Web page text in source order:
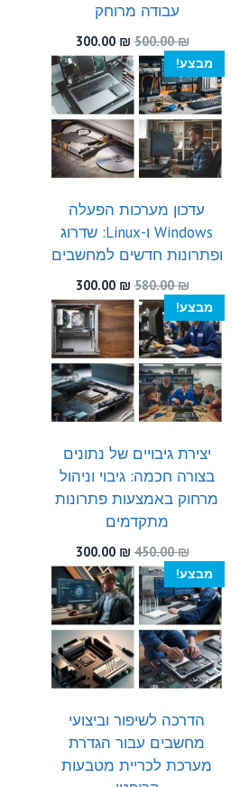
עבודה מרוחק
500.00₪
המחיר
המקורי
היה:
500.00 ₪.
300.00 ₪
הנוכחי
הוא:
300.00 ₪.
מבצע!
עדכון מערכות הפעלה
Windows ו-Linux: שדרוג
ופתרונות חדשים למחשבים
580.00₪
המחיר
המקורי
היה:
580.00 ₪.
300.00 ₪
הנוכחי
הוא:
300.00 ₪.
מבצע!
יצירת גיבויים של נתונים
בצורה חכמה: גיבוי וניהול
מרחוק באמצעות פתרונות
מתקדמים
450.00₪
המחיר
המקורי
היה:
450.00 ₪.
300.00 ₪
הנוכחי
הוא:
300.00 ₪.
מבצע!
הדרכה לשיפור וביצועי
מחשבים עבור הגדרת
מערכת לכריית מטבעות